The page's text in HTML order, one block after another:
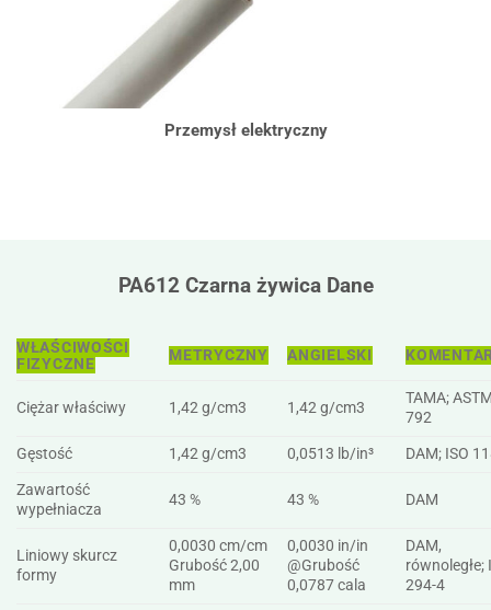
Przemysł elektryczny
PA612 Czarna żywica Dane
WŁAŚCIWOŚCI
FIZYCZNE
METRYCZNY ANGIELSKI
Ciężar właściwy 1,42 g/cm3 1,42 g/cm3
TAMA;
792
Gęstość
1,42 g/cm3 0,0513 lb/in³
DAM; ISO
Zawartość
wypełniacza
43 % 43 % DAM
Liniowy skurcz
formy
0,0030 cm/cm
Grubość 2,00
mm
0,0030 in/in
@Grubość
0,0787 cala
DAM,
równoległe;
294-4